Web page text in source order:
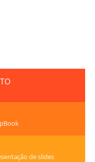
de slides